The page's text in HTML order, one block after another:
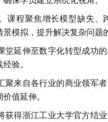
课程聚焦增长模型缺失、
模拟，提升解决复杂问题
堂延伸至数字化转型成功
验。
聚来自各行业的商业领军
值延伸。
获得浙江工业大学官方结